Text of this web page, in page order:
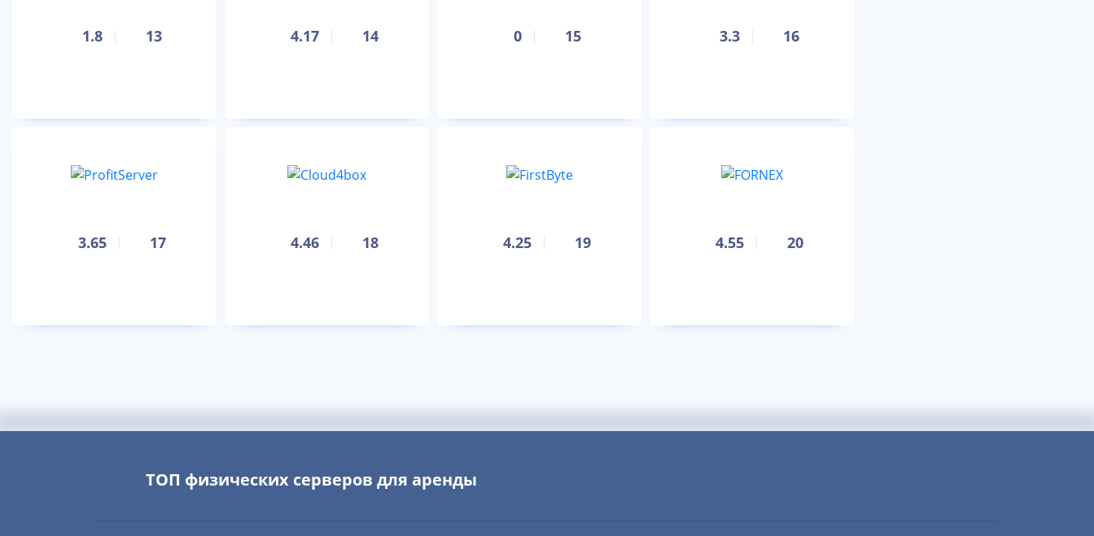
1.8 13 4.17 14 0 15 3.3 16
3.65 17 4.46 18 4.25 19 4.55 20
ТОП физических серверов для аренды